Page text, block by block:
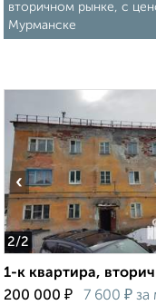
вторичном рынке, c
Мурманске
2/2
‹
1-к квартира,
200 000 ₽ 7 600 ₽ за